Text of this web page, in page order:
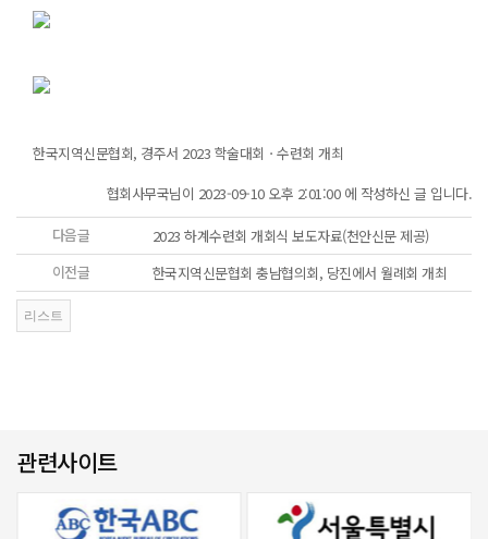
한국지역신문협회, 경주서 2023 학술대회ㆍ수련회 개최
협회사무국님이 2023-09-10 오후 2:01:00 에 작성하신 글 입니다.
다음글
2023 하계수련회 개회식 보도자료(천안신문 제공)
이전글
한국지역신문협회 충남협의회, 당진에서 월례회 개최
관련사이트